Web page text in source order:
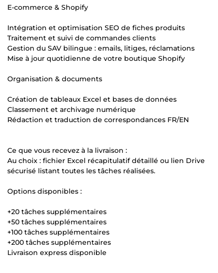
E-commerce & Shopify
Intégration et optimisation SEO de fiches produits
Traitement et suivi de commandes clients
Gestion du SAV bilingue : emails, litiges, réclamations
Mise à jour quotidienne de votre boutique Shopify
Organisation & documents
Création de tableaux Excel et bases de données
Classement et archivage numérique
Rédaction et traduction de correspondances FR/EN
Ce que vous recevez à la livraison :
Au choix : fichier Excel récapitulatif détaillé ou lien Drive
sécurisé listant toutes les tâches réalisées.
Options disponibles :
+20 tâches supplémentaires
+50 tâches supplémentaires
+100 tâches supplémentaires
+200 tâches supplémentaires
Livraison express disponible